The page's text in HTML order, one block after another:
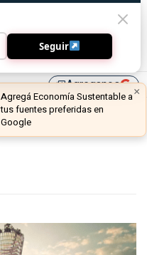
library_addAgreganos ×
Agregá Economía Sustentable a
tus fuentes preferidas en
Google
Seguir